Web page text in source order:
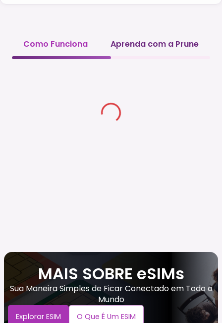
Como Funciona Aprenda com a Prune
MAIS SOBRE eSIMs
Sua Maneira Simples de Ficar Conectado em Todo o
Mundo
Explorar ESIM O Que É Um ESIM